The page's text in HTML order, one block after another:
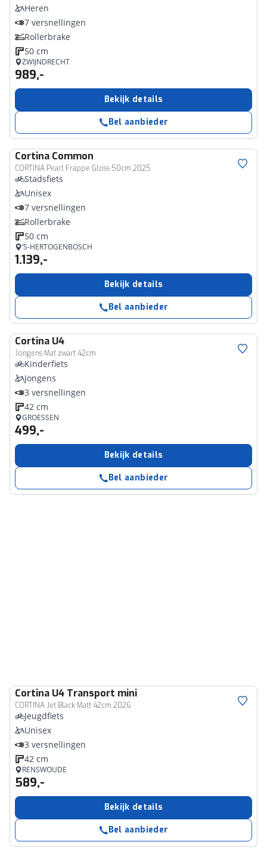
Heren
7 versnellingen
Rollerbrake
50 cm
ZWIJNDRECHT
989,-
Bekijk details
Bel aanbieder
Cortina Common
CORTINA Pearl Frappe Gloss 50cm 2025
Stadsfiets
Unisex
7 versnellingen
Rollerbrake
50 cm
’S-HERTOGENBOSCH
1.139,-
Bekijk details
Bel aanbieder
Cortina U4
Jongens Mat zwart 42cm
Kinderfiets
Jongens
3 versnellingen
42 cm
GROESSEN
499,-
Bekijk details
Bel aanbieder
Cortina U4 Transport mini
CORTINA Jet Black Matt 42cm 2026
Jeugdfiets
Unisex
3 versnellingen
42 cm
RENSWOUDE
589,-
Bekijk details
Bel aanbieder